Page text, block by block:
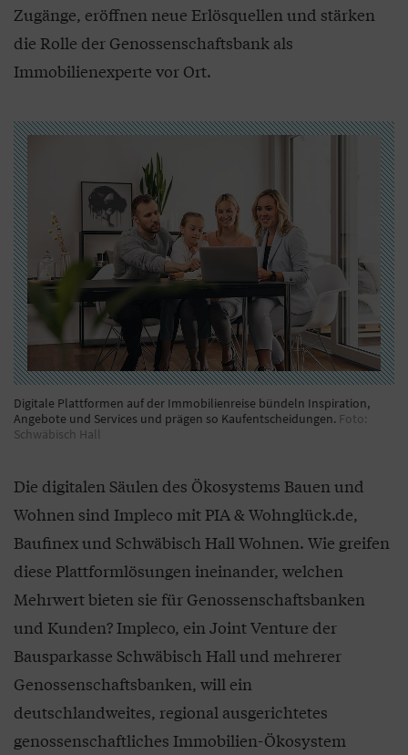
Zugänge, eröffnen neue Erlösquellen und stärken
die Rolle der Genossenschaftsbank als
Immobilienexperte vor Ort.
Digitale Plattformen auf der Immobilienreise bündeln Inspiration,
Angebote und Services und prägen so Kaufentscheidungen. Foto:
Schwäbisch Hall
Die digitalen Säulen des Ökosystems Bauen und
Wohnen sind Impleco mit PIA & Wohnglück.de,
Baufinex und Schwäbisch Hall Wohnen. Wie greifen
diese Plattformlösungen ineinander, welchen
Mehrwert bieten sie für Genossenschaftsbanken
und Kunden? Impleco, ein Joint Venture der
Bausparkasse Schwäbisch Hall und mehrerer
Genossenschaftsbanken, will ein
deutschlandweites, regional ausgerichtetes
genossenschaftliches Immobilien-Ökosystem